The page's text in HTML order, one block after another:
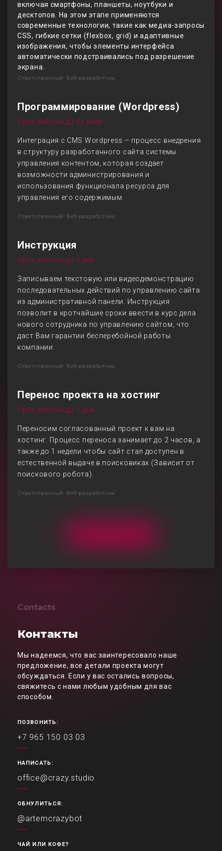
включая смартфоны, планшеты, ноутбуки и
десктопов. На этом этапе применяются
современные технологии, такие как медиа-запросы
CSS, гибкие сетки (flexbox, grid) и адаптивные
изображения, чтобы элементы интерфейса
автоматически подстраивались под разрешение
экрана.
Ответственный: Веб-разработчик
Программирование (Wordpress)
Срок работы до 4х дней
Интеграция с CMS Wordpress – процесс внедрения
в структуру разработанного сайта системы
управления контентом, которая создает
возможности администрирования и
использования функционала ресурса для
управления его содержимым.
Ответственный: Веб-разработчик
Инструкция
Срок работы до 1 дня
Записываем текстовую или видеодемонстрацию
последовательных действий по управлению сайта
из административной панели. Инструкция
позволит в кротчайшие сроки ввести в курс дела
нового сотрудника по управлению сайтом, что
даст Вам гарантии бесперебойной работы
компании.
Ответственный: Веб-разработчик
Перенос проекта на хостинг
Срок работы до 1 дня
Переносим согласованный проект к вам на
хостинг. Процесс переноса занимает до 2 часов, а
также до 1 недели чтобы сайт стал доступен в
естественной выдаче в поисковиках (Зависит от
поискового робота).
Ответственный: Веб-разработчик
Contacts
Контакты
Мы надеемся, что вас заинтересовало наше
предложение, все детали проекта могут
обсуждаться. Если у вас остались вопросы,
свяжитесь с нами любым удобным для вас
способом.
ПОЗВОНИТЬ:
+7 965 150 03 03
НАПИСАТЬ:
office@crazy.studio
ОБНУЛИТЬСЯ:
@artemcrazybot
ЧАЙ ИЛИ КОФЕ?